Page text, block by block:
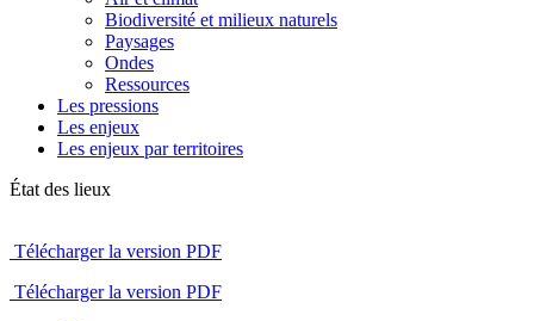
Biodiversité et milieux naturels
Paysages
Ondes
Ressources
Les pressions
Les enjeux
Les enjeux par territoires
État des lieux
Télécharger la version PDF
Télécharger la version PDF